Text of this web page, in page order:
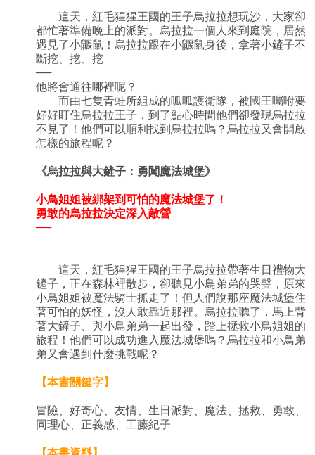
這天，紅毛猩猩王國的王子烏拉拉想玩沙，大家卻
都忙著準備晚上的派對。烏拉拉一個人來到庭院，居然
遇見了小鼴鼠！烏拉拉跟在小鼴鼠身後，拿著小鏟子不
斷挖、挖、挖
──
他將會通往哪裡呢？
而由七隻青蛙所組成的呱呱護衛隊，被國王囑咐要
好好盯住烏拉拉王子，到了點心時間他們卻發現烏拉拉
不見了！他們可以順利找到烏拉拉嗎？烏拉拉又會開啟
怎樣的旅程呢？
《烏拉拉與大鏟子：勇闖魔法城堡》
小鳥姐姐被綁架到可怕的魔法城堡了！
勇敢的烏拉拉決定深入敵營
──
這天，紅毛猩猩王國的王子烏拉拉帶著生日禮物大
鏟子，正在森林裡散步，卻聽見小鳥弟弟的哭聲，原來
小鳥姐姐被魔法騎士抓走了！但人們說那座魔法城堡住
著可怕的妖怪，沒人敢靠近那裡。烏拉拉聽了，馬上背
著大鏟子、與小鳥弟弟一起出發，踏上拯救小鳥姐姐的
旅程！他們可以成功進入魔法城堡嗎？烏拉拉和小鳥弟
弟又會遇到什麼挑戰呢？
【本書關鍵字】
冒險、好奇心、友情、生日派對、魔法、拯救、勇敢、
同理心、正義感、工藤紀子
【本書資料】